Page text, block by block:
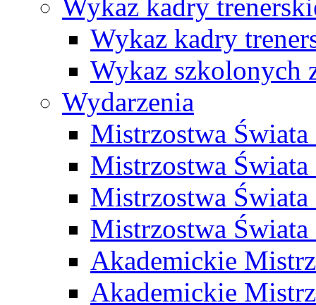
Wykaz kadry
Wykaz kadry
Wykaz szkolonych
Wydarzenia
Mistrzostwa
Mistrzostwa
Mistrzostwa
Mistrzostwa
Akademickie
Akademickie